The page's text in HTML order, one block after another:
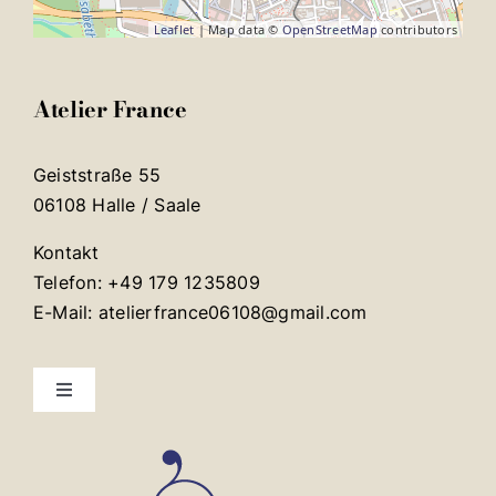
Leaflet | Map data © OpenStreetMap contributors
Atelier France
Geiststraße 55
06108 Halle / Saale
Kontakt
Telefon: +49 179 1235809
E-Mail: atelierfrance06108@gmail.com
Toggle
Mentions légales